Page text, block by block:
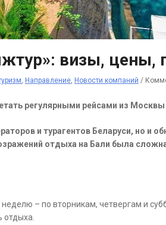
визы, цены,
, Направление, Новости компаний /
регулярными рейсами из
и турагентов Беларуси, но и
отдыха на Бали была
– по вторникам, четвергам и